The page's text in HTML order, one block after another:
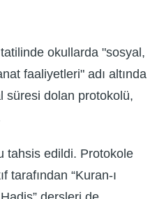
okullarda "sosyal,
faaliyetleri" adı altında
süresi dolan protokolü,
tahsis edildi. Protokole
tarafından “Kuran-ı